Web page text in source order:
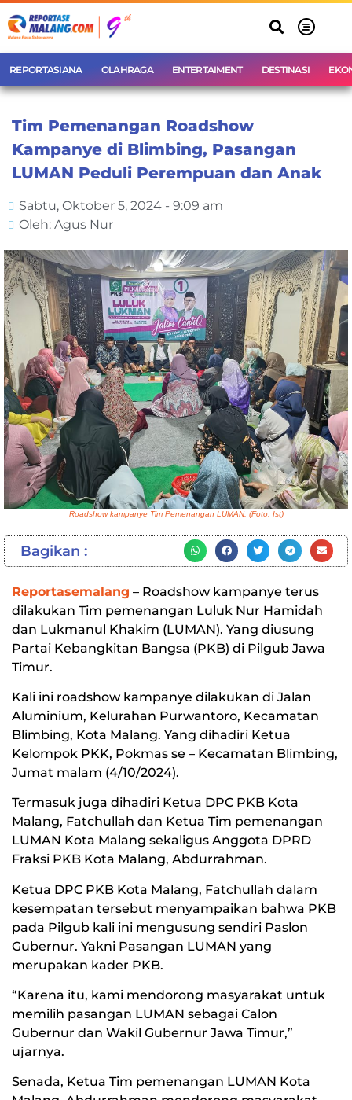
REPORTASIANA OLAHRAGA ENTERTAIMENT DESTINASI
Tim Pemenangan Roadshow
Kampanye di Blimbing, Pasangan
LUMAN Peduli Perempuan dan Anak
Sabtu, Oktober 5, 2024 - 9:09 am
Oleh: Agus Nur
Roadshow kampanye Tim Pemenangan LUMAN. (Foto: Ist)
Bagikan :
Reportasemalang – Roadshow kampanye terus
dilakukan Tim pemenangan Luluk Nur Hamidah
dan Lukmanul Khakim (LUMAN). Yang diusung
Partai Kebangkitan Bangsa (PKB) di Pilgub Jawa
Timur.
Kali ini roadshow kampanye dilakukan di Jalan
Aluminium, Kelurahan Purwantoro, Kecamatan
Blimbing, Kota Malang. Yang dihadiri Ketua
Kelompok PKK, Pokmas se – Kecamatan Blimbing,
Jumat malam (4/10/2024).
Termasuk juga dihadiri Ketua DPC PKB Kota
Malang, Fatchullah dan Ketua Tim pemenangan
LUMAN Kota Malang sekaligus Anggota DPRD
Fraksi PKB Kota Malang, Abdurrahman.
Ketua DPC PKB Kota Malang, Fatchullah dalam
kesempatan tersebut menyampaikan bahwa PKB
pada Pilgub kali ini mengusung sendiri Paslon
Gubernur. Yakni Pasangan LUMAN yang
merupakan kader PKB.
“Karena itu, kami mendorong masyarakat untuk
memilih pasangan LUMAN sebagai Calon
Gubernur dan Wakil Gubernur Jawa Timur,”
ujarnya.
Senada, Ketua Tim pemenangan LUMAN Kota